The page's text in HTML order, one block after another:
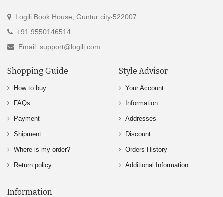
Logili Book House, Guntur city-522007
+91 9550146514
Email: support@logili.com
Shopping Guide
How to buy
FAQs
Payment
Shipment
Where is my order?
Return policy
Style Advisor
Your Account
Information
Addresses
Discount
Orders History
Additional Information
Information